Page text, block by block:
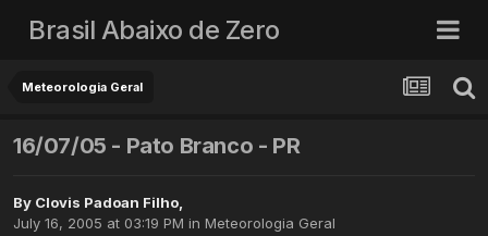
Brasil Abaixo de Zero
Meteorologia Geral
16/07/05 - Pato Branco - PR
By Clovis Padoan Filho,
July 16, 2005 at 03:19 PM in Meteorologia Geral